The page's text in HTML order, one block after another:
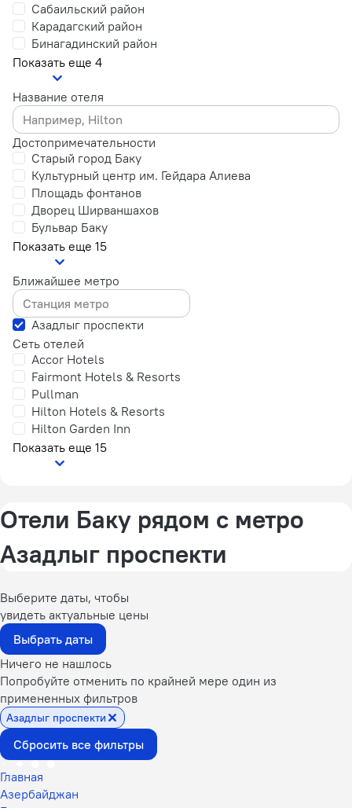
Сабаильский район
Карадагский район
Бинагадинский район
Показать еще 4
Название отеля
Достопримечательности
Старый город Баку
Культурный центр им. Гейдара Алиева
Площадь фонтанов
Дворец Ширваншахов
Бульвар Баку
Показать еще 15
Ближайшее метро
Азадлыг проспекти
Сеть отелей
Accor Hotels
Fairmont Hotels & Resorts
Pullman
Hilton Hotels & Resorts
Hilton Garden Inn
Показать еще 15
Отели Баку рядом с метро
Азадлыг проспекти
Выберите даты, чтобы
увидеть актуальные цены
Выбрать даты
Ничего не нашлось
Попробуйте отменить по крайней мере один из
примененных фильтров
Азадлыг проспекти
Сбросить все фильтры
Главная
Азербайджан